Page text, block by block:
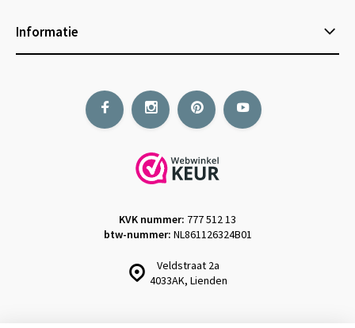
Informatie
Veldstraat 2a
4033AK, Lienden
KVK nummer: 777 512 13
btw-nummer: NL861126324B01